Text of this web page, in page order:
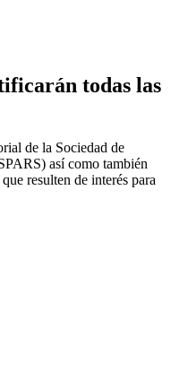
todas las
de la Sociedad de
así como también
resulten de interés para